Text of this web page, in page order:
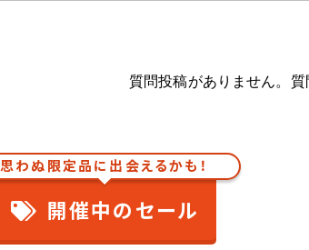
質問投稿がありません。
思わぬ限定品に出会えるかも！
開催中のセール